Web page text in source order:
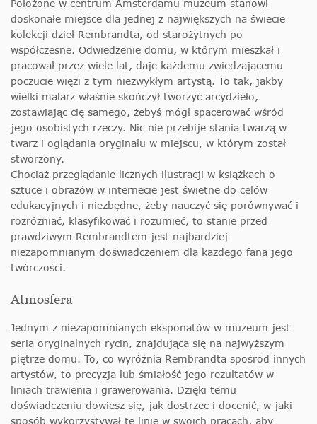
Położone w centrum Amsterdamu muzeum stanowi
doskonałe miejsce dla jednej z największych na świecie
kolekcji dzieł Rembrandta, od starożytnych po
współczesne. Odwiedzenie domu, w którym mieszkał i
pracował przez wiele lat, daje każdemu zwiedzającemu
poczucie więzi z tym niezwykłym artystą. To tak, jakby
wielki malarz właśnie skończył tworzyć arcydzieło,
zostawiając cię samego, żebyś mógł spacerować wśród
jego osobistych rzeczy. Nic nie przebije stania twarzą w
twarz i oglądania oryginału w miejscu, w którym został
stworzony.
Chociaż przeglądanie licznych ilustracji w książkach o
sztuce i obrazów w internecie jest świetne do celów
edukacyjnych i niezbędne, żeby nauczyć się porównywać i
rozróżniać, klasyfikować i rozumieć, to stanie przed
prawdziwym Rembrandtem jest najbardziej
niezapomnianym doświadczeniem dla każdego fana jego
twórczości.
Atmosfera
Jednym z niezapomnianych eksponatów w muzeum jest
seria oryginalnych rycin, znajdująca się na najwyższym
piętrze domu. To, co wyróżnia Rembrandta spośród innych
artystów, to precyzja lub śmiałość jego rezultatów w
liniach trawienia i grawerowania. Dzięki temu
doświadczeniu dowiesz się, jak dostrzec i docenić, w jaki
sposób wykorzystywał te linie w swoich pracach, aby